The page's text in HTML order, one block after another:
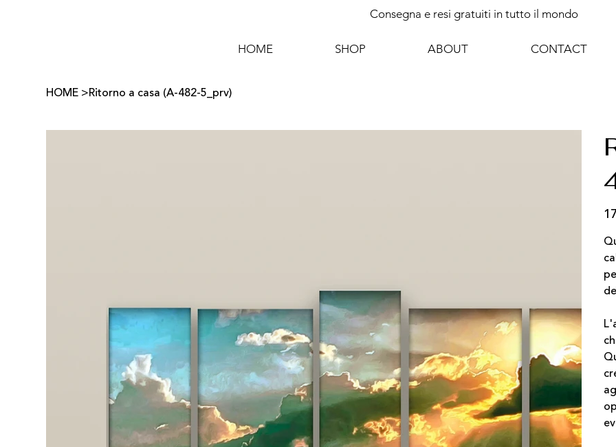
Consegna e resi gratuiti in tutto il mondo
HOME SHOP ABOUT CONTACT
HOME >Ritorno a casa (A-482-5_prv)